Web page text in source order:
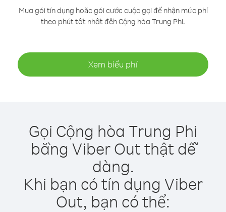
Mua gói tín dụng hoặc gói cước cuộc gọi để nhận mức phí
theo phút tốt nhất đến Cộng hòa Trung Phi.
Xem biểu phí
Gọi Cộng hòa Trung Phi
bằng Viber Out thật dễ
dàng.
Khi bạn có tín dụng Viber
Out, bạn có thể: